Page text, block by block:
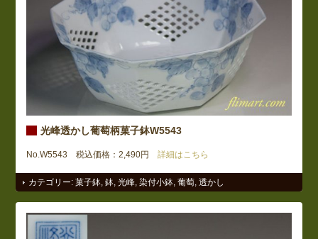
光峰透かし葡萄柄菓子鉢W5543
No.W5543 税込価格：2,490円 詳細はこちら
カテゴリー:菓子鉢 ,鉢 ,光峰 ,染付小鉢 ,葡萄 ,透かし